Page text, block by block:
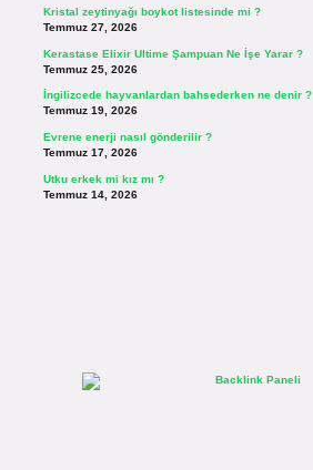
Kristal zeytinyağı boykot listesinde mi ?
Temmuz 27, 2026
Kerastase Elixir Ultime Şampuan Ne İşe Yarar ?
Temmuz 25, 2026
İngilizcede hayvanlardan bahsederken ne denir ?
Temmuz 19, 2026
Evrene enerji nasıl gönderilir ?
Temmuz 17, 2026
Utku erkek mi kız mı ?
Temmuz 14, 2026